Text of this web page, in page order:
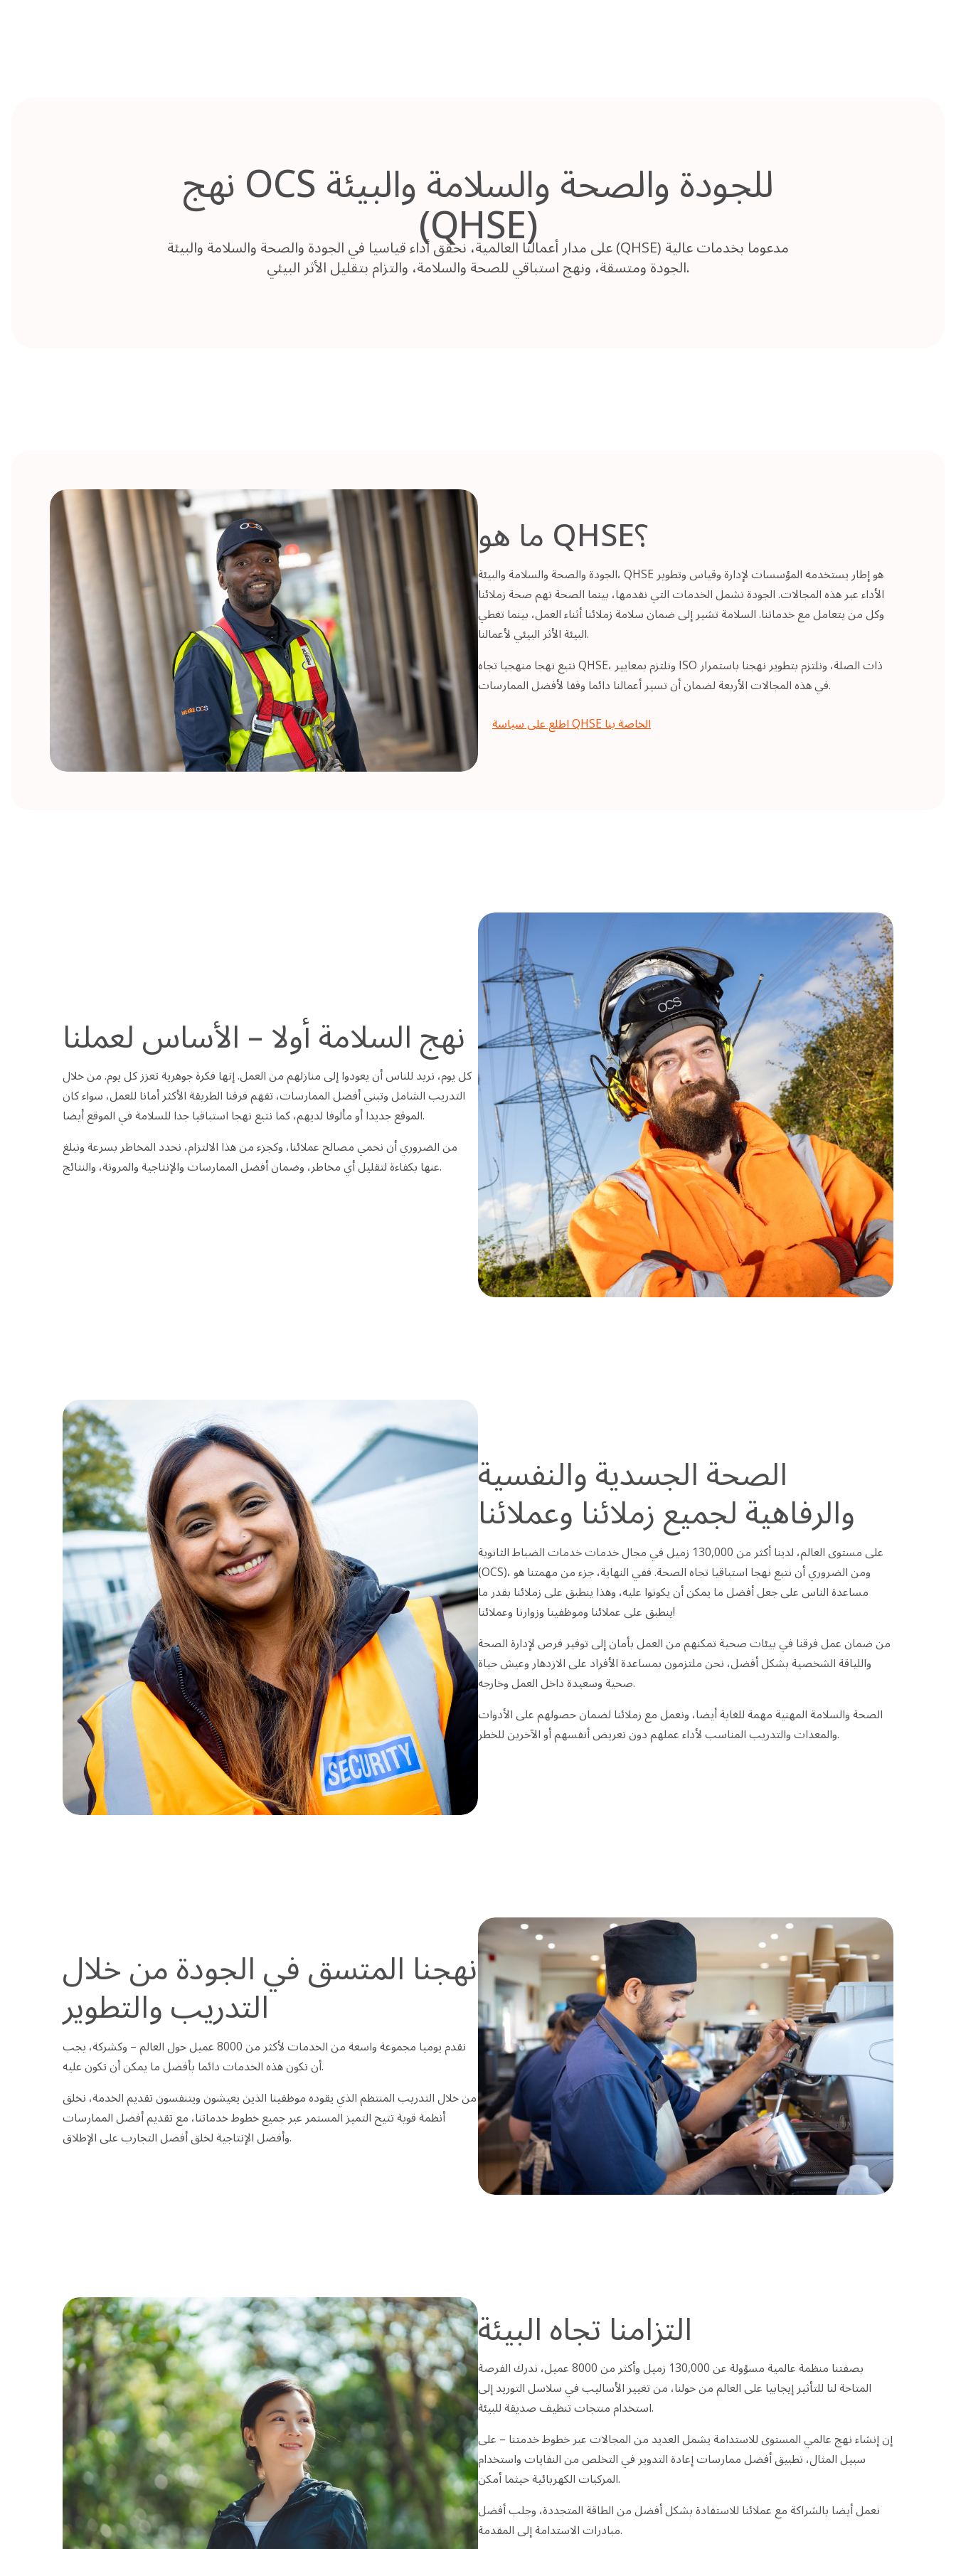
نهج OCS للجودة والصحة والسلامة والبيئة
(QHSE)
على مدار أعمالنا العالمية، نحقق أداء قياسيا في الجودة والصحة والسلامة والبيئة (QHSE) مدعوما بخدمات عالية
الجودة ومتسقة، ونهج استباقي للصحة والسلامة، والتزام بتقليل الأثر البيئي.
ما هو QHSE؟
الجودة والصحة والسلامة والبيئة، QHSE هو إطار يستخدمه المؤسسات لإدارة وقياس وتطوير
الأداء عبر هذه المجالات. الجودة تشمل الخدمات التي نقدمها، بينما الصحة تهم صحة زملائنا
وكل من يتعامل مع خدماتنا. السلامة تشير إلى ضمان سلامة زملائنا أثناء العمل، بينما تغطي
البيئة الأثر البيئي لأعمالنا.
نتبع نهجا منهجيا تجاه QHSE، ونلتزم بمعايير ISO ذات الصلة، ونلتزم بتطوير نهجنا باستمرار
في هذه المجالات الأربعة لضمان أن تسير أعمالنا دائما وفقا لأفضل الممارسات.
اطلع على سياسة QHSE الخاصة بنا
نهج السلامة أولا – الأساس لعملنا
كل يوم، نريد للناس أن يعودوا إلى منازلهم من العمل. إنها فكرة جوهرية تعزز كل يوم. من خلال
التدريب الشامل وتبني أفضل الممارسات، تفهم فرقنا الطريقة الأكثر أمانا للعمل، سواء كان
الموقع جديدا أو مألوفا لديهم، كما نتبع نهجا استباقيا جدا للسلامة في الموقع أيضا.
من الضروري أن نحمي مصالح عملائنا، وكجزء من هذا الالتزام، نحدد المخاطر بسرعة ونبلغ
عنها بكفاءة لتقليل أي مخاطر، وضمان أفضل الممارسات والإنتاجية والمرونة، والنتائج.
الصحة الجسدية والنفسية
والرفاهية لجميع زملائنا وعملائنا
على مستوى العالم، لدينا أكثر من 130,000 زميل في مجال خدمات خدمات الضباط الثانوية
(OCS)، ومن الضروري أن نتبع نهجا استباقيا تجاه الصحة. ففي النهاية، جزء من مهمتنا هو
مساعدة الناس على جعل أفضل ما يمكن أن يكونوا عليه، وهذا ينطبق على زملائنا بقدر ما
ينطبق على عملائنا وموظفينا وزوارنا وعملائنا!
من ضمان عمل فرقنا في بيئات صحية تمكنهم من العمل بأمان إلى توفير فرص لإدارة الصحة
واللياقة الشخصية بشكل أفضل، نحن ملتزمون بمساعدة الأفراد على الازدهار وعيش حياة
صحية وسعيدة داخل العمل وخارجه.
الصحة والسلامة المهنية مهمة للغاية أيضا، ونعمل مع زملائنا لضمان حصولهم على الأدوات
والمعدات والتدريب المناسب لأداء عملهم دون تعريض أنفسهم أو الآخرين للخطر.
نهجنا المتسق في الجودة من خلال
التدريب والتطوير
نقدم يوميا مجموعة واسعة من الخدمات لأكثر من 8000 عميل حول العالم – وكشركة، يجب
أن تكون هذه الخدمات دائما بأفضل ما يمكن أن تكون عليه.
من خلال التدريب المنتظم الذي يقوده موظفينا الذين يعيشون ويتنفسون تقديم الخدمة، نخلق
أنظمة قوية تتيح التميز المستمر عبر جميع خطوط خدماتنا، مع تقديم أفضل الممارسات
وأفضل الإنتاجية لخلق أفضل التجارب على الإطلاق.
التزامنا تجاه البيئة
بصفتنا منظمة عالمية مسؤولة عن 130,000 زميل وأكثر من 8000 عميل، ندرك الفرصة
المتاحة لنا للتأثير إيجابيا على العالم من حولنا، من تغيير الأساليب في سلاسل التوريد إلى
استخدام منتجات تنظيف صديقة للبيئة.
إن إنشاء نهج عالمي المستوى للاستدامة يشمل العديد من المجالات عبر خطوط خدمتنا – على
سبيل المثال، تطبيق أفضل ممارسات إعادة التدوير في التخلص من النفايات واستخدام
المركبات الكهربائية حيثما أمكن.
نعمل أيضا بالشراكة مع عملائنا للاستفادة بشكل أفضل من الطاقة المتجددة، وجلب أفضل
مبادرات الاستدامة إلى المقدمة.